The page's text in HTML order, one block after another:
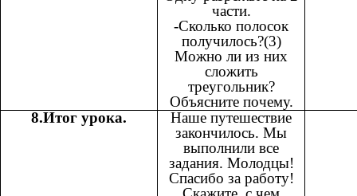
части.
-Сколько полосок
получилось?(3)
Можно ли из них
сложить
треугольник?
Объясните почему.
8.Итог урока.
Наше путешествие
закончилось. Мы
выполнили все
задания. Молодцы!
Спасибо за работу!